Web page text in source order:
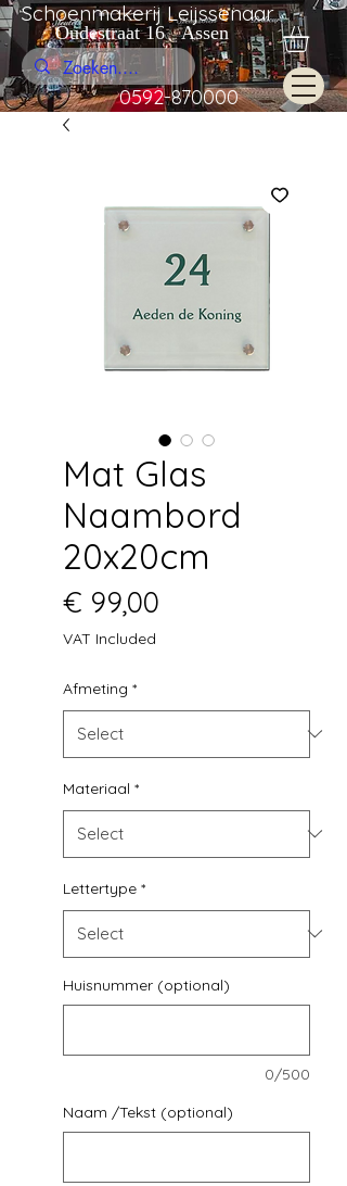
Schoenmakerij Leijssenaar
Oudestraat 16 Assen
0592-870000
Mat Glas
Naambord
20x20cm
€ 99,00
VAT Included
Afmeting *
Materiaal *
Lettertype *
Huisnummer (optional)
0/500
Naam /Tekst (optional)